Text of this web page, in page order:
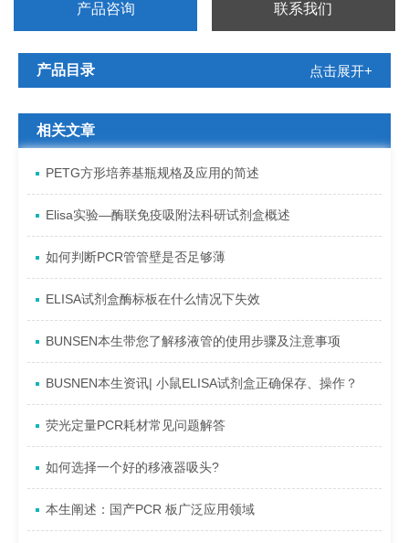
产品咨询 联系我们
产品目录 点击展开+
相关文章
PETG方形培养基瓶规格及应用的简述
Elisa实验—酶联免疫吸附法科研试剂盒概述
如何判断PCR管管壁是否足够薄
ELISA试剂盒酶标板在什么情况下失效
BUNSEN本生带您了解移液管的使用步骤及注意事项
BUSNEN本生资讯| 小鼠ELISA试剂盒正确保存、操作？
荧光定量PCR耗材常见问题解答
如何选择一个好的移液器吸头?
本生阐述：国产PCR 板广泛应用领域